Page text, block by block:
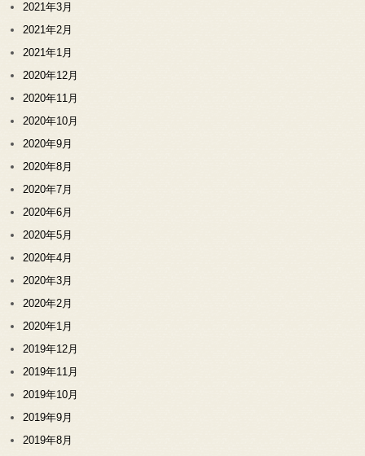
2021年3月
2021年2月
2021年1月
2020年12月
2020年11月
2020年10月
2020年9月
2020年8月
2020年7月
2020年6月
2020年5月
2020年4月
2020年3月
2020年2月
2020年1月
2019年12月
2019年11月
2019年10月
2019年9月
2019年8月